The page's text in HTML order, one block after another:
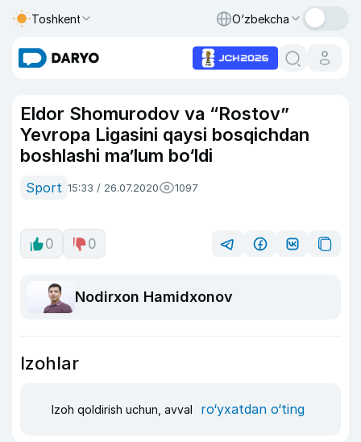
Toshkent O‘zbekcha
Eldor Shomurodov va “Rostov”
Yevropa Ligasini qaysi bosqichdan
boshlashi ma’lum bo‘ldi
Sport 15:33 / 26.07.2020 1097
0 0
Nodirxon Hamidxonov
Izohlar
Izoh qoldirish uchun, avval ro‘yxatdan o‘ting